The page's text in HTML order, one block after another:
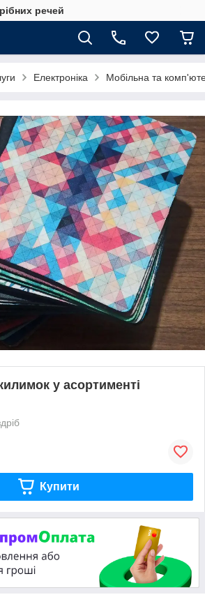
речей
Електроніка Мобільна та
у асортименті
Купити